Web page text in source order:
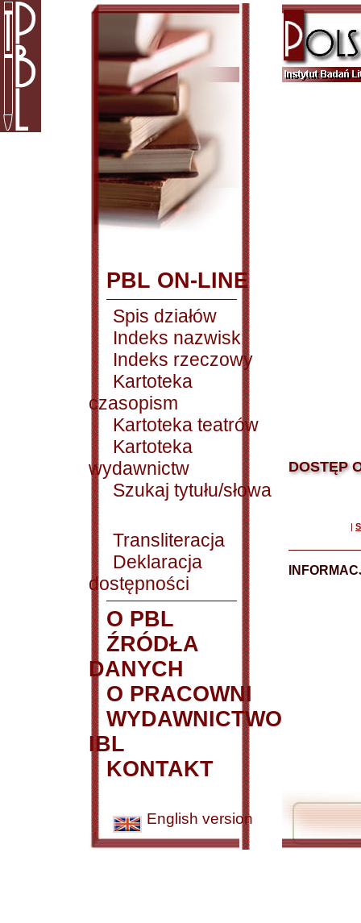
PBL ON-LINE
Spis działów
Indeks nazwisk
Indeks rzeczowy
Kartoteka
czasopism
Kartoteka teatrów
Kartoteka
wydawnictw
Szukaj tytułu/słowa
Transliteracja
Deklaracja
dostępności
O PBL
ŹRÓDŁA
DANYCH
O PRACOWNI
WYDAWNICTWO
IBL
KONTAKT
English version
DOSTĘP
|